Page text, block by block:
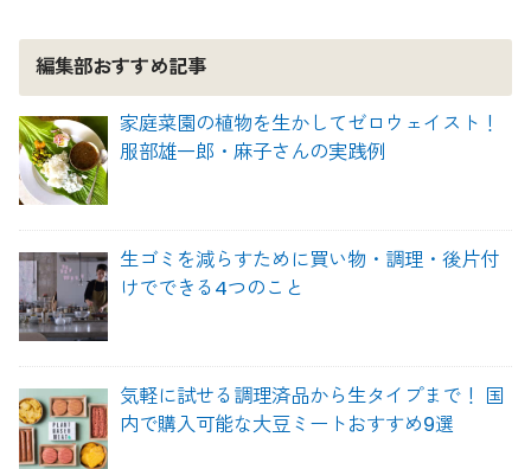
編集部おすすめ記事
家庭菜園の植物を生かしてゼロウェイスト！
服部雄一郎・麻子さんの実践例
生ゴミを減らすために買い物・調理・後片付
けでできる4つのこと
気軽に試せる調理済品から生タイプまで！ 国
内で購入可能な大豆ミートおすすめ9選